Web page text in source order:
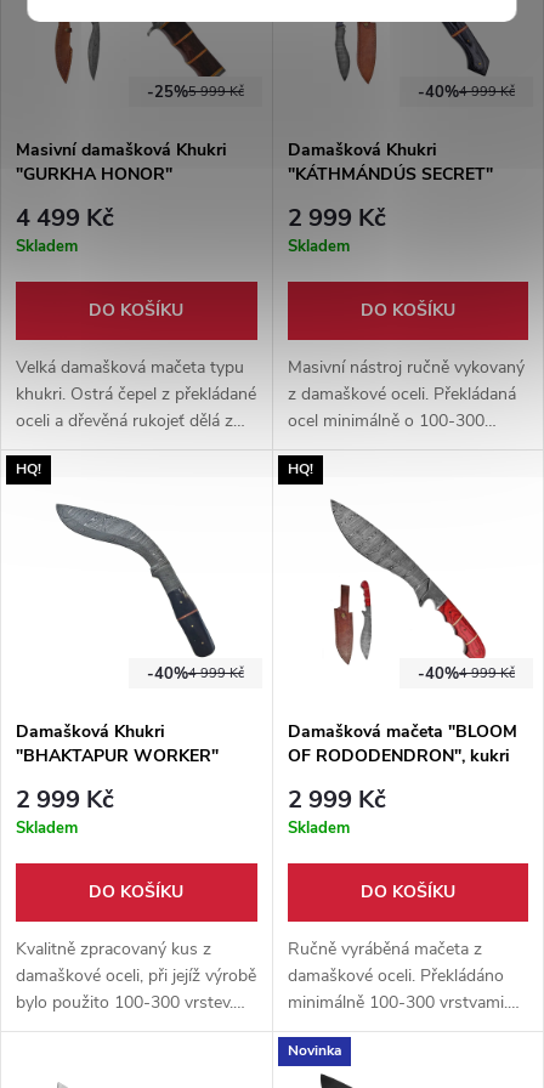
5 999 Kč
-25%
Masivní damašková Khukri
"GURKHA HONOR"
4 499 Kč
Skladem
DO KOŠÍKU
Velká damašková mačeta typu
khukri. Ostrá čepel z překládané
oceli a dřevěná rukojeť dělá z
této mačety luxusní kousek.
Dodáváno s pouzdrem.
4 999 Kč
-40%
Damašková Khukri
"KÁTHMÁNDÚS SECRET"
2 999 Kč
Skladem
DO KOŠÍKU
Masivní nástroj ručně vykovaný
z damaškové oceli. Překládaná
ocel minimálně o 100-300
vrstvách. Tvrdost oceli 58-60
Hrc. Kožené pouzdro součástí
balení.
HQ!
4 999 Kč
-40%
Damašková Khukri
"BHAKTAPUR WORKER"
2 999 Kč
Skladem
DO KOŠÍKU
Kvalitně zpracovaný kus z
damaškové oceli, při jejíž výrobě
bylo použito 100-300 vrstev.
Tvrdost oceli se pohybuje mezi
součástí balení.
HQ!
4 999 Kč
-40%
Damašková mačeta "BLOOM
OF RODODENDRON", kukri
2 999 Kč
Skladem
DO KOŠÍKU
Ručně vyráběná mačeta z
damaškové oceli. Překládáno
minimálně 100-300 vrstvami.
Již z výroby ostřené, pohodlná
dřevěná rukojeť. Pouzdro
součástí balení.
Novinka